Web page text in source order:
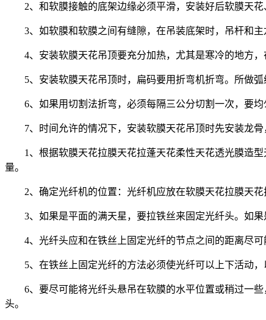
2、和软膜接触的底架边缘必须平滑，安装好后软膜天
3、如软膜和软膜之间有缝隙，在吊装底架时，吊杆和
4、安装软膜天花吊顶要充分加热，尤其是寒冷的地方
5、安装软膜天花吊顶时，扁码要用折弯机折弯。所做弧
6、如果用切割法折弯，必须每隔三公分切割一次，要
7、时间允许的情况下，安装软膜天花吊顶时先安装龙
1、根据软膜天花拉膜天花拉蓬天花柔性天花透光膜造
量。
2、确定光纤机的位置：光纤机应放在软膜天花拉膜天
3、如果是平面的满天星，要拉铁丝来固定光纤头。如
4、光纤头应和在铁丝上固定光纤的节点之间的距离尽
5、在铁丝上固定光纤的方法必须使光纤可以上下活动
6、要尽可能将光纤头悬吊在软膜的水平位置或稍过一
头。